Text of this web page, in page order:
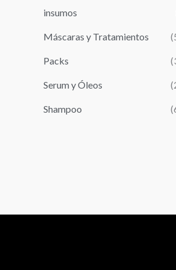
insumos
Máscaras y Tratamientos
Packs
Serum y Óleos
Shampoo